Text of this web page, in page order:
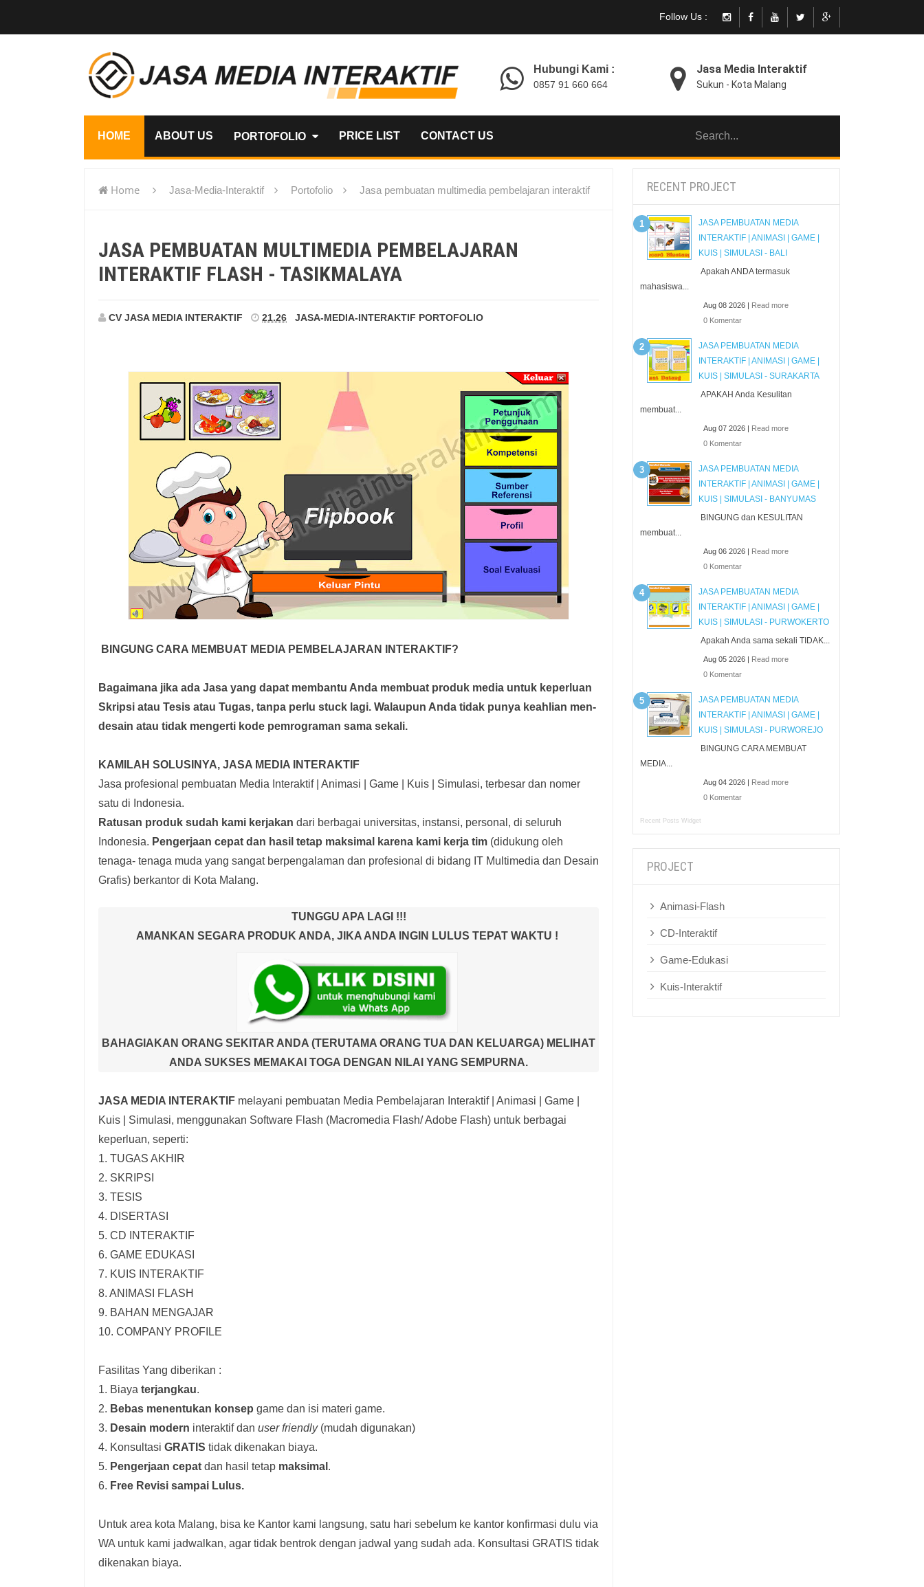
Follow Us :
Hubungi Kami :
0857 91 660 664
Jasa Media Interaktif
Sukun - Kota Malang
HOME ABOUT US PORTOFOLIO PRICE LIST CONTACT US
Home Jasa-Media-Interaktif Portofolio Jasa pembuatan multimedia pembelajaran interaktif
JASA PEMBUATAN MULTIMEDIA PEMBELAJARAN
INTERAKTIF FLASH - TASIKMALAYA
CV JASA MEDIA INTERAKTIF 21.26 JASA-MEDIA-INTERAKTIF PORTOFOLIO
BINGUNG CARA MEMBUAT MEDIA PEMBELAJARAN INTERAKTIF?
Bagaimana jika ada Jasa yang dapat membantu Anda membuat produk media untuk keperluan
Skripsi atau Tesis atau Tugas, tanpa perlu stuck lagi. Walaupun Anda tidak punya keahlian men-
desain atau tidak mengerti kode pemrograman sama sekali.
KAMILAH SOLUSINYA, JASA MEDIA INTERAKTIF
Jasa profesional pembuatan Media Interaktif | Animasi | Game | Kuis | Simulasi, terbesar dan nomer
satu di Indonesia.
Ratusan produk sudah kami kerjakan dari berbagai universitas, instansi, personal, di seluruh
Indonesia. Pengerjaan cepat dan hasil tetap maksimal karena kami kerja tim (didukung oleh
tenaga- tenaga muda yang sangat berpengalaman dan profesional di bidang IT Multimedia dan Desain
Grafis) berkantor di Kota Malang.
TUNGGU APA LAGI !!!
AMANKAN SEGARA PRODUK ANDA, JIKA ANDA INGIN LULUS TEPAT WAKTU !
BAHAGIAKAN ORANG SEKITAR ANDA (TERUTAMA ORANG TUA DAN KELUARGA) MELIHAT
ANDA SUKSES MEMAKAI TOGA DENGAN NILAI YANG SEMPURNA.
JASA MEDIA INTERAKTIF melayani pembuatan Media Pembelajaran Interaktif| Animasi | Game |
Kuis | Simulasi, menggunakan Software Flash (Macromedia Flash/ Adobe Flash) untuk berbagai
keperluan, seperti:
1. TUGAS AKHIR
2. SKRIPSI
3. TESIS
4. DISERTASI
5. CD INTERAKTIF
6. GAME EDUKASI
7. KUIS INTERAKTIF
8. ANIMASI FLASH
9. BAHAN MENGAJAR
10. COMPANY PROFILE
Fasilitas Yang diberikan :
1. Biaya terjangkau.
2. Bebas menentukan konsep game dan isi materi game.
3. Desain modern interaktif dan user friendly(mudah digunakan)
4. Konsultasi GRATIS tidak dikenakan biaya.
5. Pengerjaan cepat dan hasil tetap maksimal .
6. Free Revisi sampai Lulus.
Untuk area kota Malang, bisa ke Kantor kami langsung, satu hari sebelum ke kantor konfirmasi dulu via
WA untuk kami jadwalkan, agar tidak bentrok dengan jadwal yang sudah ada. Konsultasi GRATIS tidak
dikenakan biaya.
RECENT PROJECT
JASA PEMBUATAN MEDIA
INTERAKTIF | ANIMASI | GAME |
KUIS | SIMULASI - BALI
Apakah ANDA termasuk
mahasiswa...
Aug 08 2026 | Read more
0 Komentar
JASA PEMBUATAN MEDIA
INTERAKTIF | ANIMASI | GAME |
KUIS | SIMULASI - SURAKARTA
APAKAH Anda Kesulitan
membuat...
Aug 07 2026 | Read more
0 Komentar
JASA PEMBUATAN MEDIA
INTERAKTIF | ANIMASI | GAME |
KUIS | SIMULASI - BANYUMAS
BINGUNG dan KESULITAN
membuat...
Aug 06 2026 | Read more
0 Komentar
JASA PEMBUATAN MEDIA
INTERAKTIF | ANIMASI | GAME |
KUIS | SIMULASI - PURWOKERTO
Apakah Anda sama sekali TIDAK...
Aug 05 2026 | Read more
0 Komentar
JASA PEMBUATAN MEDIA
INTERAKTIF | ANIMASI | GAME |
KUIS | SIMULASI - PURWOREJO
BINGUNG CARA MEMBUAT
MEDIA...
Aug 04 2026 | Read more
0 Komentar
Recent Posts Widget
PROJECT
Animasi-Flash
CD-Interaktif
Game-Edukasi
Kuis-Interaktif